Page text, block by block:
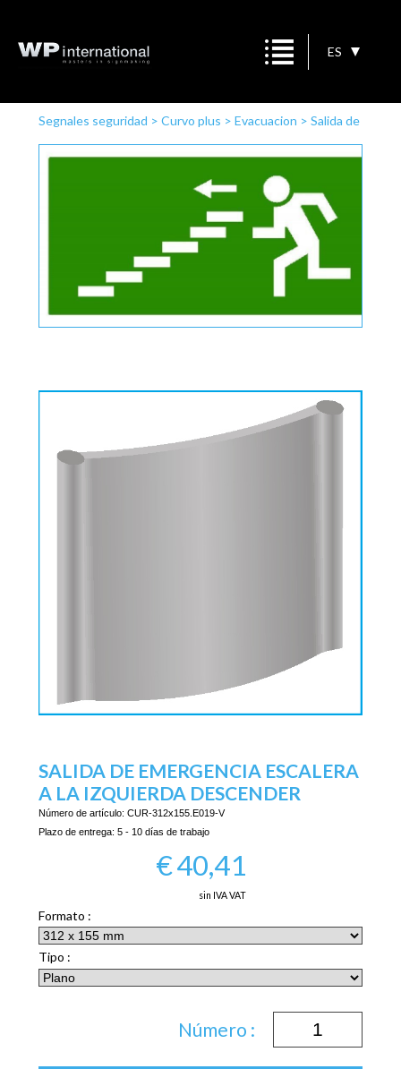
ES
Segnales seguridad > Curvo plus > Evacuacion > Salida de
emergencia escalera a la izquierda descender
SALIDA DE EMERGENCIA ESCALERA
A LA IZQUIERDA DESCENDER
Número de artículo: CUR-312x155.E019-V
Plazo de entrega: 5 - 10 días de trabajo
€40,41
sin IVA VAT
Formato :
Tipo :
Número :